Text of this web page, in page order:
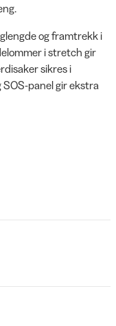
og framtrekk i
i stretch gir
sikres i
panel gir ekstra